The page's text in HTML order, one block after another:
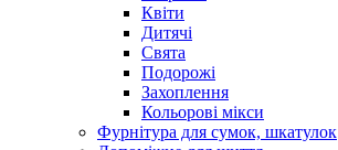
Квіти
Дитячі
Свята
Подорожі
Захоплення
Кольорові мікси
Фурнітура для сумок, шкатулок